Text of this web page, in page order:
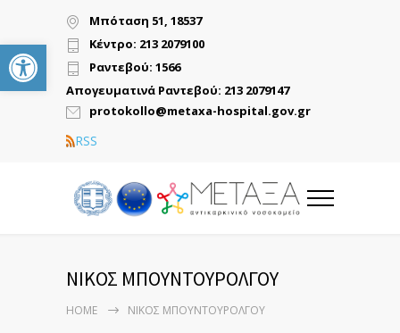
Ανοίξτε τη γραμμή εργαλείων
Μπόταση 51, 18537
Κέντρο: 213 2079100
Ραντεβού: 1566
Απογευματινά Ραντεβού: 213 2079147
protokollo@metaxa-hospital.gov.gr
RSS
ΝΙΚΟΣ ΜΠΟΥΝΤΟΥΡΟΛΓΟΥ
HOME ΝΙΚΟΣ ΜΠΟΥΝΤΟΥΡΟΛΓΟΥ